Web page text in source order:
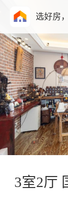
选好房
3室2厅